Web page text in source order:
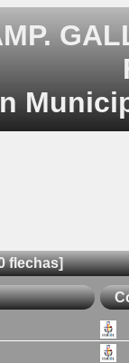
flechas]